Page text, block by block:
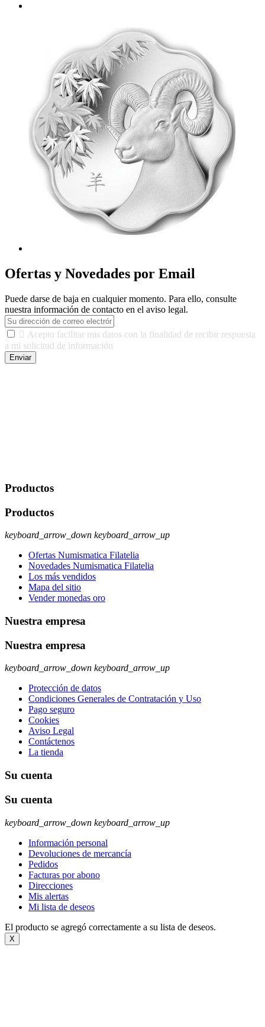
Ofertas y Novedades por Email
Puede darse de baja en cualquier momento. Para ello, consulte
nuestra información de contacto en el aviso legal.
 Acepto facilitar mis datos con la finalidad de recibir respuesta
a mi solicitud de información
Enviar
Productos
Productos
keyboard_arrow_down keyboard_arrow_up
Ofertas Numismatica Filatelia
Novedades Numismatica Filatelia
Los más vendidos
Mapa del sitio
Vender monedas oro
Nuestra empresa
Nuestra empresa
keyboard_arrow_down keyboard_arrow_up
Protección de datos
Condiciones Generales de Contratación y Uso
Pago seguro
Cookies
Aviso Legal
Contáctenos
La tienda
Su cuenta
Su cuenta
keyboard_arrow_down keyboard_arrow_up
Información personal
Devoluciones de mercancía
Pedidos
Facturas por abono
Direcciones
Mis alertas
Mi lista de deseos
El producto se agregó correctamente a su lista de deseos.
X